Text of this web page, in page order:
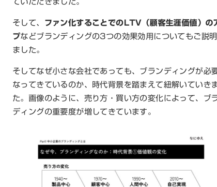
ていただきました。
そして、 ファン化することでのLTV（顧客生涯価値）の
プなどブランディングの3つの効果効用についてもご説
ました。
そしてなぜ小さな会社であっても、ブランディングが必
なってきているのか、時代背景を踏まえて紐解いていき
た。画像のように、売り方・買い方の変化によって、ブ
ディングの重要度が増してきています。